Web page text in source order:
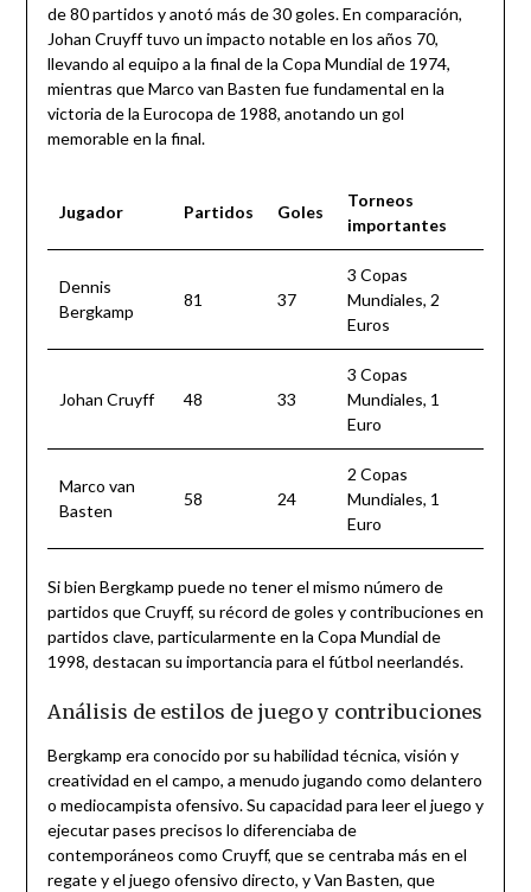
de 80 partidos y anotó más de 30 goles. En comparación,
Johan Cruyff tuvo un impacto notable en los años 70,
llevando al equipo a la final de la Copa Mundial de 1974,
mientras que Marco van Basten fue fundamental en la
victoria de la Eurocopa de 1988, anotando un gol
memorable en la final.
Jugador Partidos Goles
Torneos
importantes
Dennis
Bergkamp
81 37
3 Copas
Mundiales, 2
Euros
Johan Cruyff 48 33
3 Copas
Mundiales, 1
Euro
Marco van
Basten
58 24
2 Copas
Mundiales, 1
Euro
Si bien Bergkamp puede no tener el mismo número de
partidos que Cruyff, su récord de goles y contribuciones en
partidos clave, particularmente en la Copa Mundial de
1998, destacan su importancia para el fútbol neerlandés.
Análisis de estilos de juego y contribuciones
Bergkamp era conocido por su habilidad técnica, visión y
creatividad en el campo, a menudo jugando como delantero
o mediocampista ofensivo. Su capacidad para leer el juego y
ejecutar pases precisos lo diferenciaba de
contemporáneos como Cruyff, que se centraba más en el
regate y el juego ofensivo directo, y Van Basten, que